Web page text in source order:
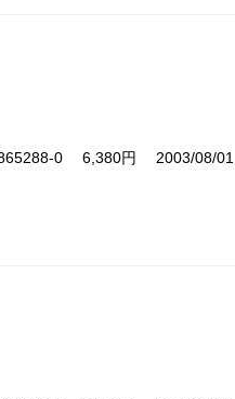
0 6,380円 2003/08/01